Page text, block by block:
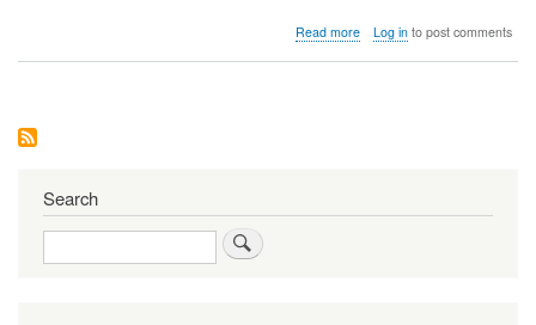
Read moreabout
-
Log into post comments
Search
Search